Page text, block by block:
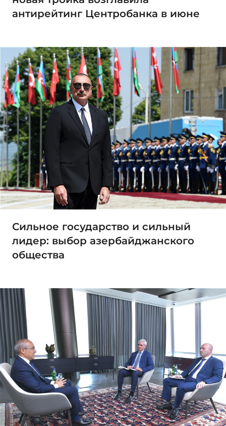
антирейтинг Центробанка в июне
Сильное государство и сильный
лидер: выбор азербайджанского
общества